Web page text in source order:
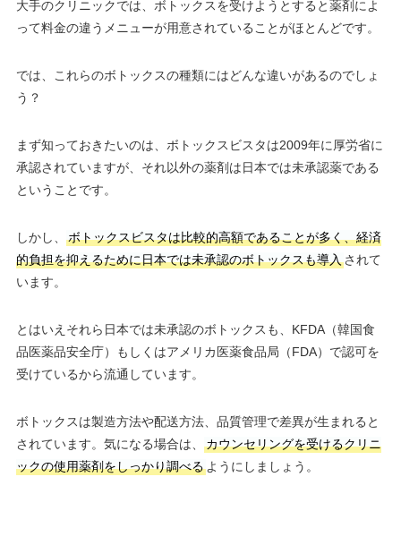
大手のクリニックでは、ボトックスを受けようとすると薬剤によ
って料金の違うメニューが用意されていることがほとんどです。
では、これらのボトックスの種類にはどんな違いがあるのでしょ
う？
まず知っておきたいのは、ボトックスビスタは2009年に厚労省に
承認されていますが、それ以外の薬剤は日本では未承認薬である
ということです。
しかし、
ボトックスビスタは比較的高額であることが多く、経済
的負担を抑えるために日本では未承認のボトックスも導入されて
います。
とはいえそれら日本では未承認のボトックスも、KFDA（韓国食
品医薬品安全庁）もしくはアメリカ医薬食品局（FDA）で認可を
受けているから流通しています。
ボトックスは製造方法や配送方法、品質管理で差異が生まれると
されています。気になる場合は、
カウンセリングを受けるクリニ
ックの使用薬剤をしっかり調べるようにしましょう。